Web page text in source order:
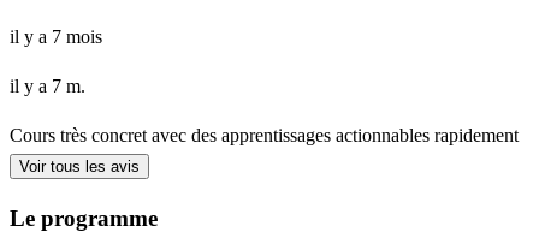
il y a 7 mois
il y a 7 m.
Cours très concret avec des apprentissages actionnables rapidement
Voir tous les avis
Le programme